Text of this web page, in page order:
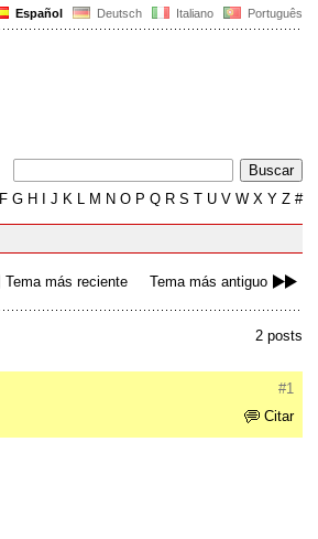
Español Deutsch Italiano Português
F G H J K L M N O P Q R S T U V W X Y Z #
Tema más reciente Tema más antiguo
2 posts
#1
Citar